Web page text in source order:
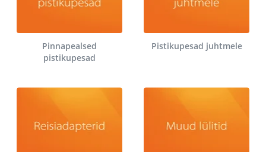
Pinnapealsed
pistikupesad
Pistikupesad juhtmele